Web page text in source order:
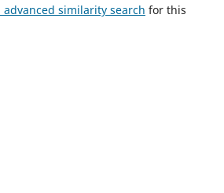
similarity search for this